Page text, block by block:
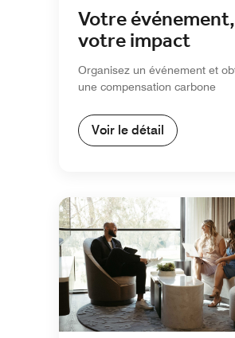
Votre événement,
votre impact
Organisez un événement et
une compensation carbone
Voir le détail